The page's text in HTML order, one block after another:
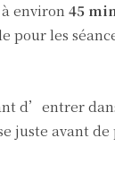
environ 45
les
d’entrer
juste avant de